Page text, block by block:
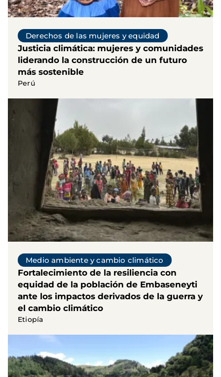
Derechos de las mujeres y equidad
Justicia climática: mujeres y comunidades
liderando la construcción de un futuro
más sostenible
Perú
Medio ambiente y cambio climático
Fortalecimiento de la resiliencia con
equidad de la población de Embaseneyti
ante los impactos derivados de la guerra y
el cambio climático
Etiopía